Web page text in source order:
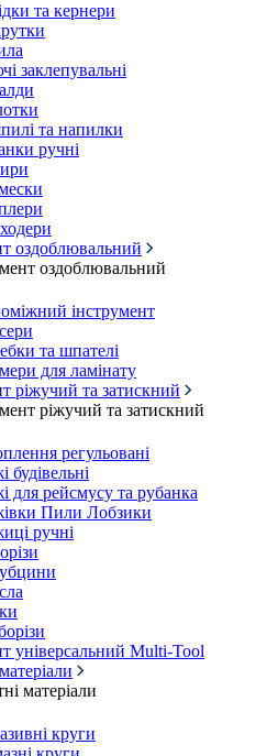
та кернери
заклепувальні
та напилки
ручні
оздоблювальний
оздоблювальний
інструмент
та шпателі
для ламінату
ріжучий та затискний
ріжучий та затискний
регульовані
будівельні
для рейсмусу та рубанка
Пили Лобзики
ручні
універсальний Multi-Tool
матеріали
круги